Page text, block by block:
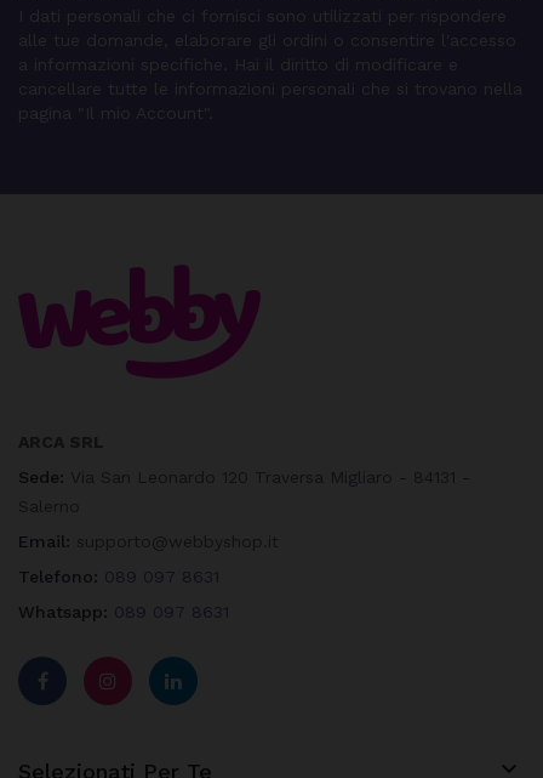
I dati personali che ci fornisci sono utilizzati per rispondere
alle tue domande, elaborare gli ordini o consentire l'accesso
a informazioni specifiche. Hai il diritto di modificare e
cancellare tutte le informazioni personali che si trovano nella
pagina "Il mio Account".
Sede:
Email:
Telefono: 089 097 8631
Whatsapp: 089 097 8631
Selezionati Per Te 